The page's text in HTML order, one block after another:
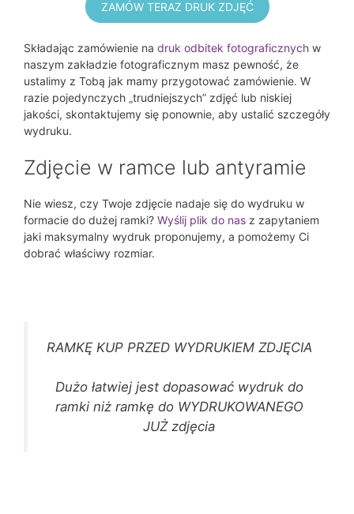
ZAMÓW TERAZ DRUK ZDJĘĆ
Składając zamówienie na druk odbitek fotograficznych w
naszym zakładzie fotograficznym masz pewność, że
ustalimy z Tobą jak mamy przygotować zamówienie. W
razie pojedynczych „trudniejszych” zdjęć lub niskiej
jakości, skontaktujemy się ponownie, aby ustalić szczegóły
wydruku.
Zdjęcie w ramce lub antyramie
Nie wiesz, czy Twoje zdjęcie nadaje się do wydruku w
formacie do dużej ramki? Wyślij plik do nas z zapytaniem
jaki maksymalny wydruk proponujemy, a pomożemy Ci
dobrać właściwy rozmiar.
RAMKĘ KUP PRZED WYDRUKIEM ZDJĘCIA
Dużo łatwiej jest dopasować wydruk do
ramki niż ramkę do WYDRUKOWANEGO
JUŻ zdjęcia